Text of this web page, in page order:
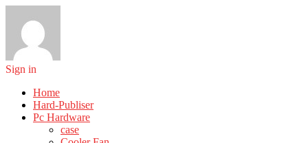
Sign in
Home
Hard-Publiser
Pc Hardware
case